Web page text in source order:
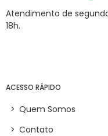
Atendimento de
18h.
ACESSO RÁPIDO
> Quem Somos
> Contato